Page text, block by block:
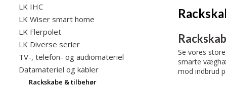
LK IHC
LK Wiser smart home
LK Flerpolet
LK Diverse serier
TV-, telefon- og audiomateriel
Datamateriel og kabler
Rackskabe & tilbehør
Se vores
smarte
mod indbrud